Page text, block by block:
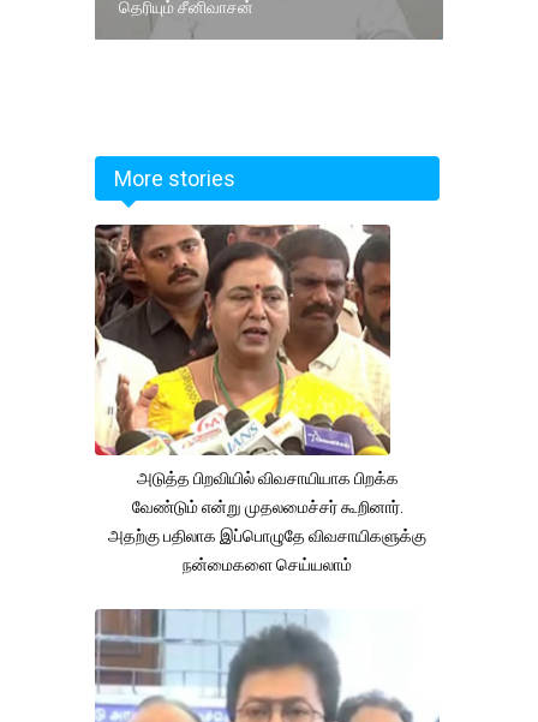
தெரியும் சீனிவாசன்
More stories
அடுத்த பிறவியில் விவசாயியாக பிறக்க
வேண்டும் என்று முதலமைச்சர் கூறினார்.
அதற்கு பதிலாக இப்பொழுதே விவசாயிகளுக்கு
நன்மைகளை செய்யலாம்